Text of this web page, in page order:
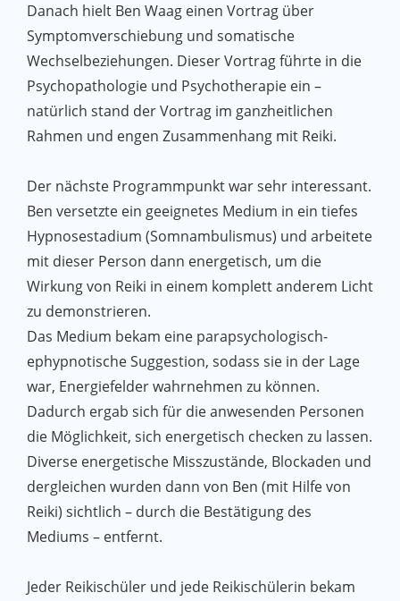
Danach hielt Ben Waag einen Vortrag über
Symptomverschiebung und somatische
Wechselbeziehungen. Dieser Vortrag führte in die
Psychopathologie und Psychotherapie ein –
natürlich stand der Vortrag im ganzheitlichen
Rahmen und engen Zusammenhang mit Reiki.
Der nächste Programmpunkt war sehr interessant.
Ben versetzte ein geeignetes Medium in ein tiefes
Hypnosestadium (Somnambulismus) und arbeitete
mit dieser Person dann energetisch, um die
Wirkung von Reiki in einem komplett anderem Licht
zu demonstrieren.
Das Medium bekam eine parapsychologisch-
ephypnotische Suggestion, sodass sie in der Lage
war, Energiefelder wahrnehmen zu können.
Dadurch ergab sich für die anwesenden Personen
die Möglichkeit, sich energetisch checken zu lassen.
Diverse energetische Misszustände, Blockaden und
dergleichen wurden dann von Ben (mit Hilfe von
Reiki) sichtlich – durch die Bestätigung des
Mediums – entfernt.
Jeder Reikischüler und jede Reikischülerin bekam